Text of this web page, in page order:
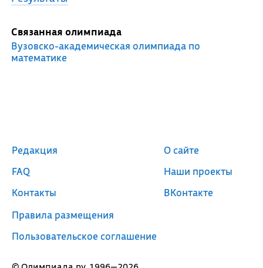
Связанная олимпиада
Вузовско-академическая олимпиада по
математике
Редакция
FAQ
Контакты
Правила размещения
Пользовательское соглашение
О сайте
Наши проекты
ВКонтакте